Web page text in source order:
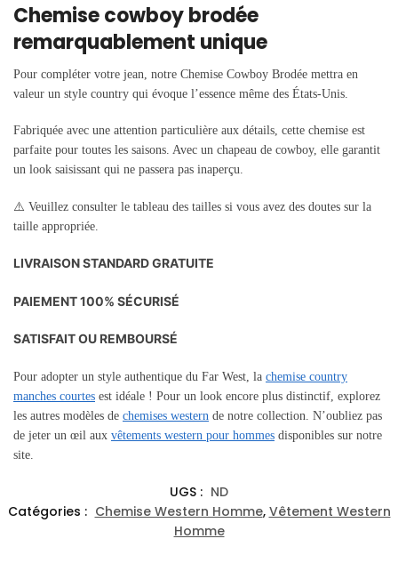
Chemise cowboy brodée
remarquablement unique
Pour compléter votre jean, notre Chemise Cowboy Brodée mettra en
valeur un style country qui évoque l’essence même des États-Unis.
Fabriquée avec une attention particulière aux détails, cette chemise est
parfaite pour toutes les saisons. Avec un chapeau de cowboy, elle garantit
un look saisissant qui ne passera pas inaperçu.
⚠️ Veuillez consulter le tableau des tailles si vous avez des doutes sur la
taille appropriée.
LIVRAISON STANDARD GRATUITE
PAIEMENT 100% SÉCURISÉ
SATISFAIT OU REMBOURSÉ
Pour adopter un style authentique du Far West, la chemise country
manches courtes est idéale ! Pour un look encore plus distinctif, explorez
les autres modèles de chemises western de notre collection. N’oubliez pas
de jeter un œil aux vêtements western pour hommes disponibles sur notre
site.
UGS : ND
Catégories : Chemise Western Homme, Vêtement Western
Homme